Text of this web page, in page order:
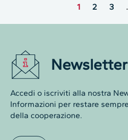
1 2 3
Newsletter
Accedi o iscriviti alla nostra
Informazioni per restare
della cooperazione.